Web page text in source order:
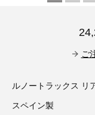
ホイールロック取り外
ライト関連（6）
ご
ルノートラックス リ
スペイン製